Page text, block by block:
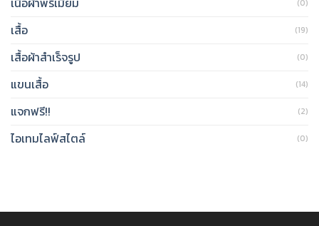
(0)
เสื้อ (19)
เสื้อผ้าสำเร็จรูป (0)
แขนเสื้อ (14)
แจกฟรี!! (2)
ไอเทมไลฟ์สไตล์ (0)